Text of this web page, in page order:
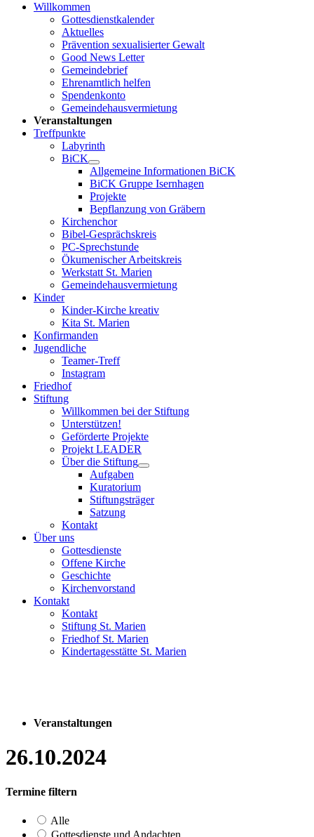
Willkommen
Gottesdienstkalender
Aktuelles
Prävention sexualisierter Gewalt
Good News Letter
Gemeindebrief
Ehrenamtlich helfen
Spendenkonto
Gemeindehausvermietung
Veranstaltungen
Treffpunkte
Labyrinth
BiCK
Allgemeine Informationen BiCK
BiCK Gruppe Isernhagen
Projekte
Bepflanzung von Gräbern
Kirchenchor
Bibel-Gesprächskreis
PC-Sprechstunde
Ökumenischer Arbeitskreis
Werkstatt St. Marien
Gemeindehausvermietung
Kinder
Kinder-Kirche kreativ
Kita St. Marien
Konfirmanden
Jugendliche
Teamer-Treff
Instagram
Friedhof
Stiftung
Willkommen bei der Stiftung
Unterstützen!
Geförderte Projekte
Projekt LEADER
Über die Stiftung
Aufgaben
Kuratorium
Stiftungsträger
Satzung
Kontakt
Über uns
Gottesdienste
Offene Kirche
Geschichte
Kirchenvorstand
Kontakt
Kontakt
Stiftung St. Marien
Friedhof St. Marien
Kindertagesstätte St. Marien
Veranstaltungen
26.10.2024
Termine filtern
Alle